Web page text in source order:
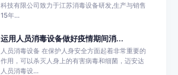
科技有限公司致力于江苏消毒设备研发,生产与销售
15年...
运用人员消毒设备做好疫情期间消...
人员消毒设备 在保护人身安全方面起着非常重要的
作用，可以杀灭人身上的有害病毒和细菌，迈安达
人员消毒设...